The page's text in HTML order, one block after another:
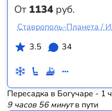
От 1134 руб.
Ставрополь-Планета /
3.5
34
Пересадка в Богучаре - 1
9 часов 56 минутв пути